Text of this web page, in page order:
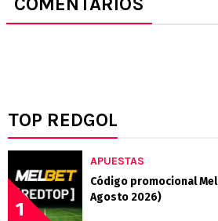
TOP REDGOL
1
APUESTAS
Código promocional
Agosto 2026)